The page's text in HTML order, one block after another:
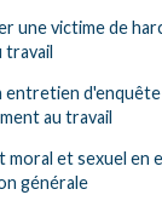
une victime de
travail
entretien d'enquête
au travail
moral et sexuel en
générale